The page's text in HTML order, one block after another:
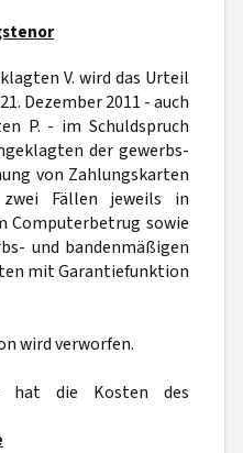
V. wird das Urteil
Dezember 2011 - auch
P. - im Schuldspruch
der gewerbs-
von Zahlungskarten
Fällen jeweils in
Computerbetrug sowie
und bandenmäßigen
mit Garantiefunktion
wird verworfen.
hat die Kosten des